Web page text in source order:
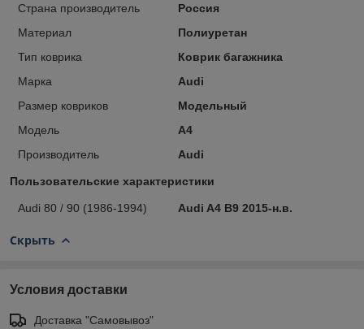
Страна производитель
Россия
Материал
Полиуретан
Тип коврика
Коврик багажника
Марка
Audi
Размер ковриков
Модельный
Модель
A4
Производитель
Audi
Пользовательские характеристики
Audi 80 / 90 (1986-1994) Audi A4 B9 2015-н.в.
Скрыть
Условия доставки
Доставка "Самовывоз"